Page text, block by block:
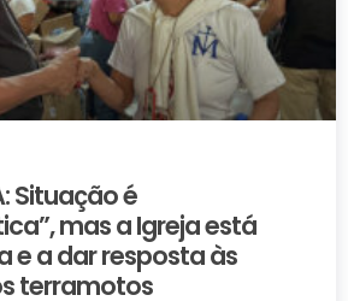
Situação é
mas a Igreja está
e a dar resposta às
terramotos